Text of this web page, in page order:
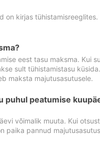
on kirjas
eest tasu maksma. Kui
sult tühistamistasu
maksta majutusasutusele.
puhul peatumise
võimalik muuta. Kui
paika pannud